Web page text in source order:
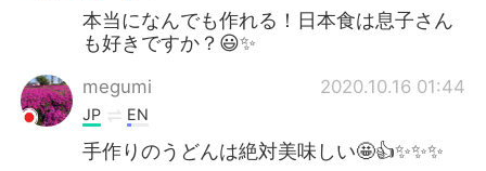
本当になんでも作れる！日本食は息子さん
も好きですか？😃✨
megumi 2020.10.16 01:44
JP EN
手作りのうどんは絶対美味しい🤩👍✨✨✨